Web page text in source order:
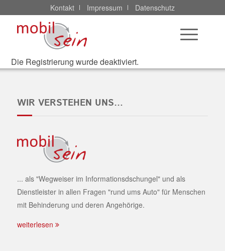
Kontakt Impressum Datenschutz
Die Registrierung wurde deaktiviert.
WIR VERSTEHEN UNS…
... als "Wegweiser im Informationsdschungel" und als
Dienstleister in allen Fragen "rund ums Auto" für Menschen
mit Behinderung und deren Angehörige.
weiterlesen
Mit der Versendung Ihrer Anfrage erklären Sie sich damit
von Informationsmaterial genutzt werden. Eine
Weiterleitung an Dritte ist ausgeschlossen.
Weitere Hinweise zum Datenschutz entnehmen Sie bitte
unserenInformationen zum Datenschutz